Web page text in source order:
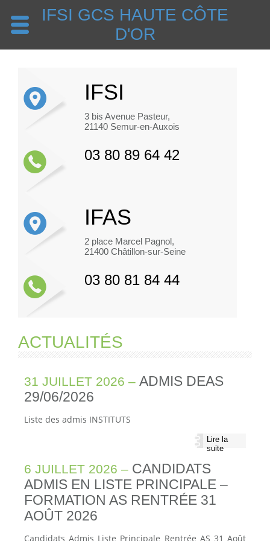
IFSI GCS HAUTE CÔTE
D'OR
IFSI
3 bis Avenue Pasteur,
21140 Semur-en-Auxois
03 80 89 64 42
IFAS
2 place Marcel Pagnol,
21400 Châtillon-sur-Seine
03 80 81 84 44
ACTUALITÉS
31 JUILLET 2026 – ADMIS DEAS
29/06/2026
Liste des admis INSTITUTS
Lire la
suite
6 JUILLET 2026 – CANDIDATS
ADMIS EN LISTE PRINCIPALE –
FORMATION AS RENTRÉE 31
AOÛT 2026
Candidats Admis Liste Principale Rentrée AS 31 Août